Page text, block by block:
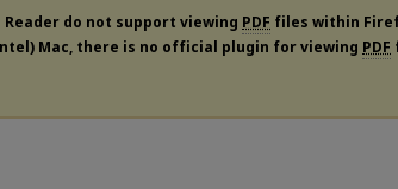
do not support viewing PDF files within
Mac, there is no official plugin for viewing PDF